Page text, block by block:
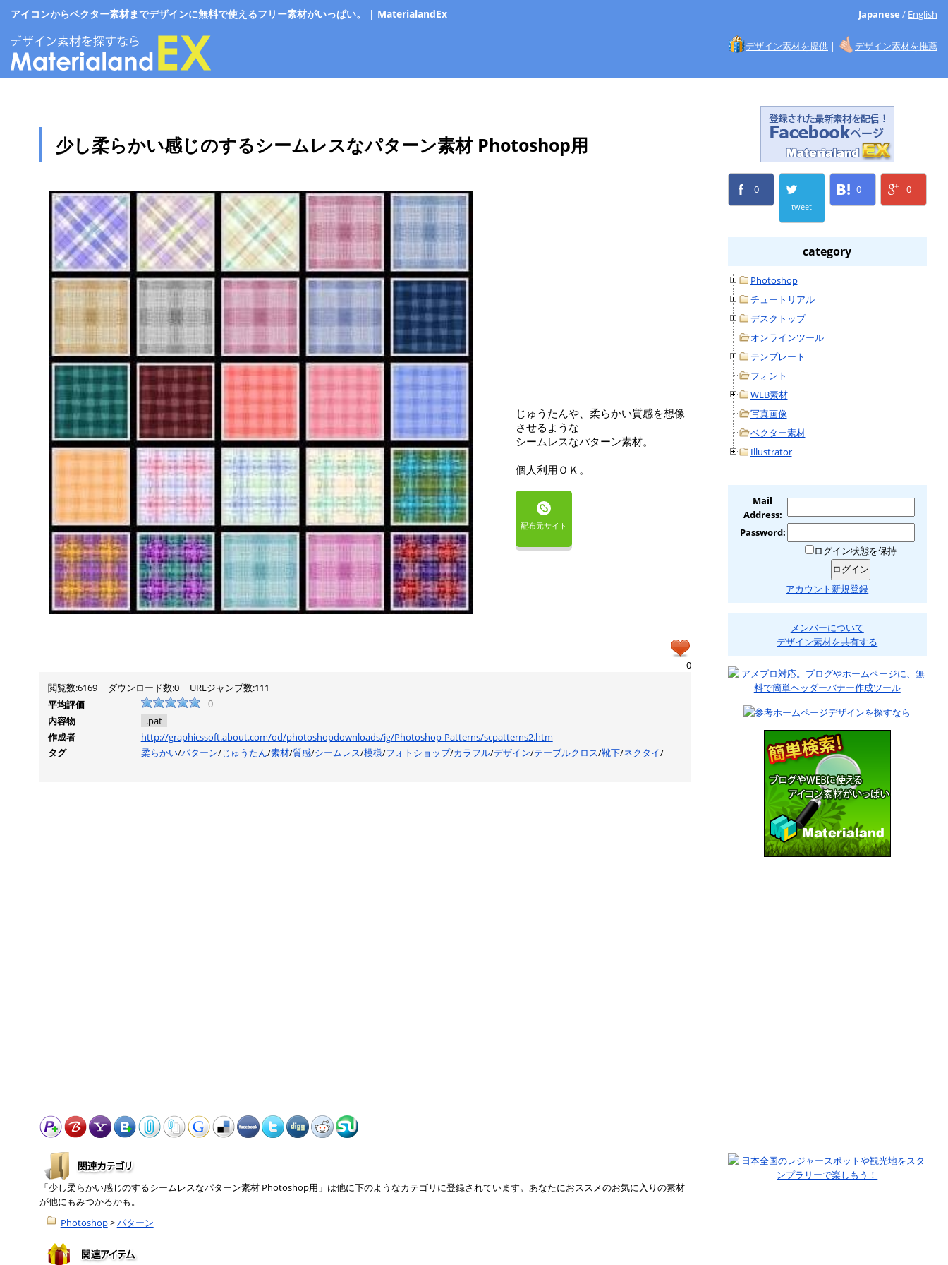
アイコンからベクター素材までデザインに無料で使えるフリー素材がいっぱい。 | MaterialandEx Japanese / English
デザイン素材を提供 | デザイン素材を推薦
少し柔らかい感じのするシームレスなパターン素材 Photoshop用
じゅうたんや、柔らかい質感を想像
させるような
シームレスなパターン素材。
個人利用ＯＫ。
配布元サイト
0
閲覧数:6169
ダウンロード数:0
URLジャンプ数:111
平均評価
0
内容物
.pat
作成者
http://graphicssoft.about.com/od/photoshopdownloads/ig/Photoshop-Patterns/scpatterns2.htm
タグ
柔らかい/パターン/じゅうたん/素材/質感/シームレス/模様/フォトショップ/カラフル/デザイン/テーブルクロス/靴下/ネクタイ/
「少し柔らかい感じのするシームレスなパターン素材 Photoshop用」は他に下のようなカテゴリに登録されています。あなたにおススメのお気に入りの素材
が他にもみつかるかも。
Photoshop>パターン
0
tweet
0 0
category
Photoshop
チュートリアル
デスクトップ
オンラインツール
テンプレート
フォント
WEB素材
写真画像
ベクター素材
Illustrator
Mail
Address:
Password:
ログイン状態を保持
アカウント新規登録
メンバーについて
デザイン素材を共有する